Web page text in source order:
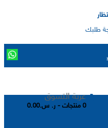
طلبك
عربة التسوق
0 منتجات - ر. س.0.00